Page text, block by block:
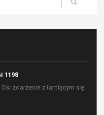
1198
zdarzenie z łamiącym się